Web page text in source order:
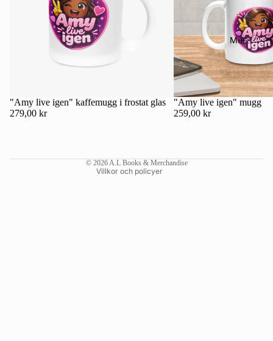
Mer
"Amy live igen" kaffemugg i frostat glas
279,00 kr
"Amy live igen" mugg
259,00 kr
© 2026A.L Books & Merchandise
Villkor och policyer
Integritetspolicy
Återbetalningspolicy